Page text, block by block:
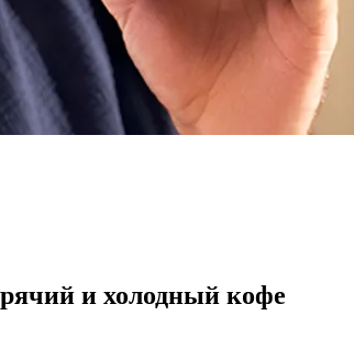
и холодный кофе